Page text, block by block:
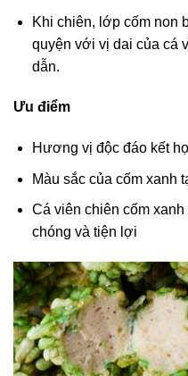
Khi chiên, lớp cốm non
quyện với vị dai của cá
dẫn.
Ưu điểm
Hương vị độc đáo kết
Màu sắc của cốm xanh
Cá viên chiên cốm
chóng và tiện lợi